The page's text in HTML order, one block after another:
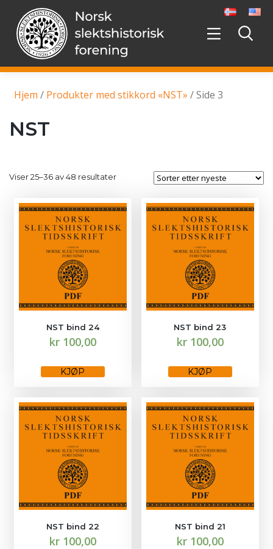
videre
innholdet
Hjem / Produkter med stikkord «NST» / Side 3
NST
Viser 25–36 av 48 resultaterSortert
NST bind 24
kr100,00
KJØPproduktet
har
varianter.
Alternativene
kan
velges
på
produktsiden
NST bind 23
kr100,00
KJØPproduktet
har
varianter.
Alternativene
kan
velges
på
produktsiden
NST bind 22
kr100,00
NST bind 21
kr100,00